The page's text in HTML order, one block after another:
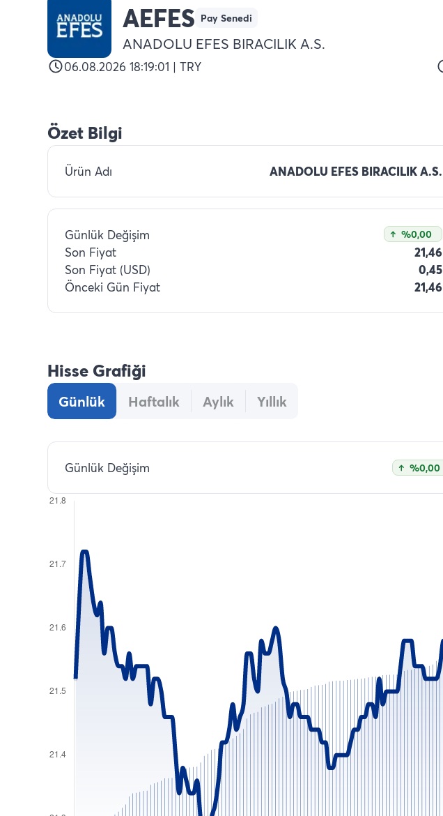
AEFES Pay Senedi
ANADOLU EFES BIRACILIK A.S.
06.08.2026 18:19:01 | TRY
Özet Bilgi
Ürün Adı ANADOLU EFES BIRACILIK A.S.
Günlük Değişim %0,00
Son Fiyat
21,46
Son Fiyat (USD)
0,45
Önceki Gün Fiyat
21,46
Hisse Grafiği
Günlük Haftalık Aylık Yıllık
Günlük Değişim %0,00